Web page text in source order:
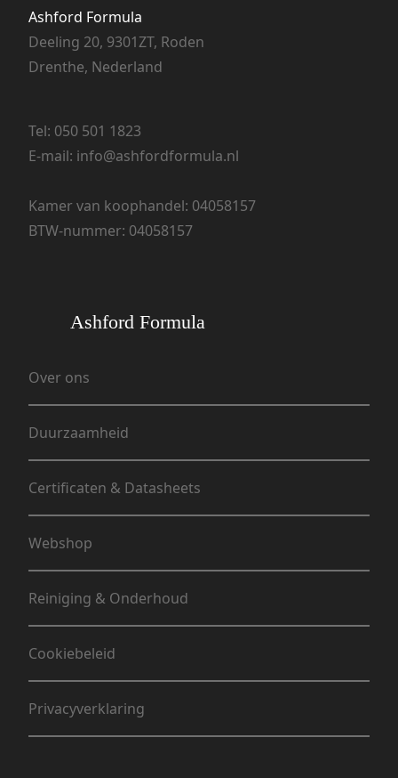
Ashford Formula
Deeling 20, 9301ZT, Roden
Drenthe, Nederland
Tel: 050 501 1823
E-mail: info@ashfordformula.nl
Kamer van koophandel: 04058157
BTW-nummer: 04058157
Ashford Formula
Over ons
Duurzaamheid
Certificaten & Datasheets
Webshop
Reiniging & Onderhoud
Cookiebeleid
Privacyverklaring